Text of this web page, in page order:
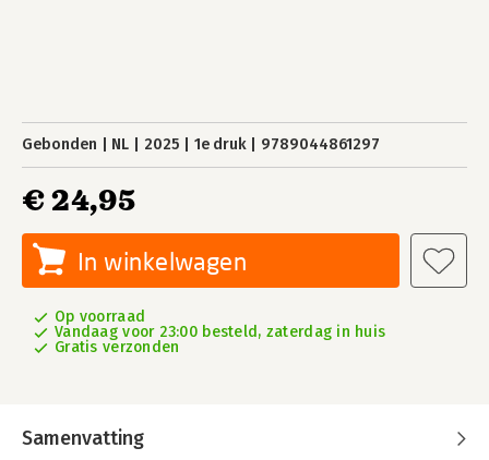
Gebonden NL 2025 1e druk 9789044861297
€ 24,95
In winkelwagen
Op voorraad
Vandaag voor 23:00 besteld, zaterdag in huis
Gratis verzonden
Samenvatting